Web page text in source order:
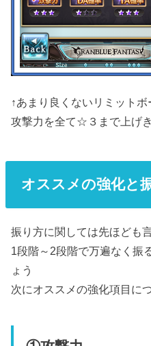
↑あまり良くないリミット
攻撃力を全て☆３まで上げ
オススメの強化と
振り方に関しては先ほども
1段階～2段階で万遍なく振
ょう
次にオススメの強化項目に